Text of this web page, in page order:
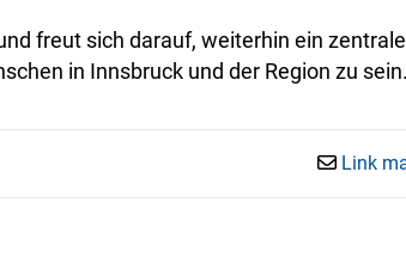
freut sich darauf, weiterhin ein
in Innsbruck und der Region zu sein.
Link